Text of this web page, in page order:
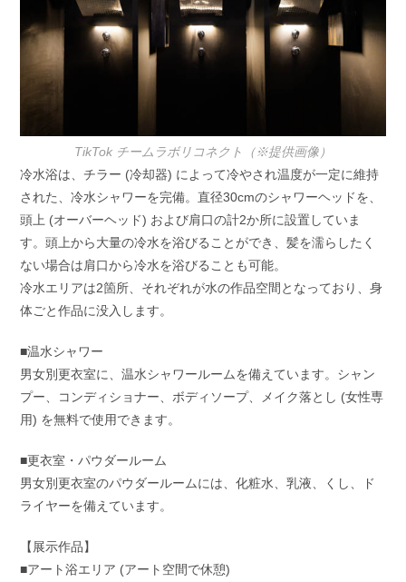
TikTok チームラボリコネクト（※提供画像）
冷水浴は、チラー (冷却器) によって冷やされ温度が一定に維持
された、冷水シャワーを完備。直径30cmのシャワーヘッドを、
頭上 (オーバーヘッド) および肩口の計2か所に設置していま
す。頭上から大量の冷水を浴びることができ、髪を濡らしたく
ない場合は肩口から冷水を浴びることも可能。
冷水エリアは2箇所、それぞれが水の作品空間となっており、身
体ごと作品に没入します。
■温水シャワー
男女別更衣室に、温水シャワールームを備えています。シャン
プー、コンディショナー、ボディソープ、メイク落とし (女性専
用) を無料で使用できます。
■更衣室・パウダールーム
男女別更衣室のパウダールームには、化粧水、乳液、くし、ド
ライヤーを備えています。
【展示作品】
■アート浴エリア (アート空間で休憩)